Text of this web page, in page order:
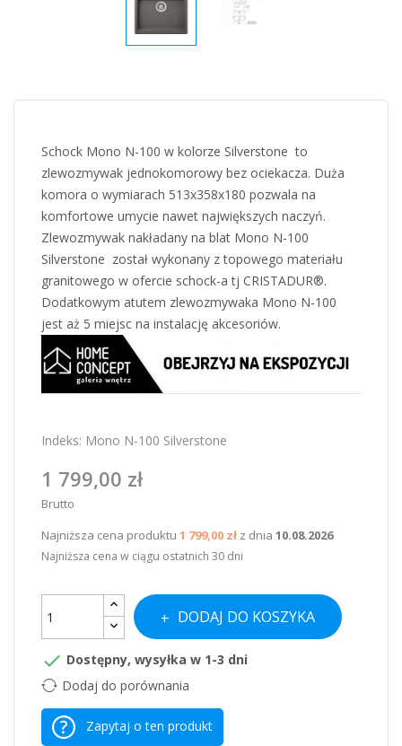
Schock Mono N-100 w kolorze Silverstone to
zlewozmywak jednokomorowy bez ociekacza. Duża
komora o wymiarach 513x358x180 pozwala na
komfortowe umycie nawet największych naczyń.
Zlewozmywak nakładany na blat Mono N-100
Silverstone został wykonany z topowego materiału
granitowego w ofercie schock-a tj CRISTADUR®.
Dodatkowym atutem zlewozmywaka Mono N-100
jest aż 5 miejsc na instalację akcesoriów.
Indeks: Mono N-100 Silverstone
1 799,00 zł
Brutto
Najniższa cena produktu 1 799,00 zł z dnia 10.08.2026
Najniższa cena w ciągu ostatnich 30 dni
DODAJ DO KOSZYKA
 Dostępny, wysyłka w 1-3 dni
Dodaj do porównania
Zapytaj o ten produkt